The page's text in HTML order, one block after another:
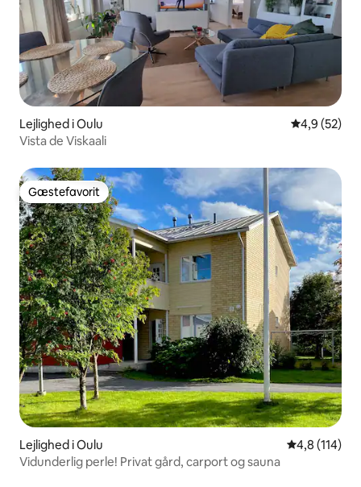
Lejlighed i Oulu 4,9 ud af 5 i
4,9 (52)
Vista de Viskaali
Gæstefavorit
Gæstefavorit
Lejlighed i Oulu 4,8 ud af 5 i
4,8 (114)
Vidunderlig perle! Privat gård, carport og sauna